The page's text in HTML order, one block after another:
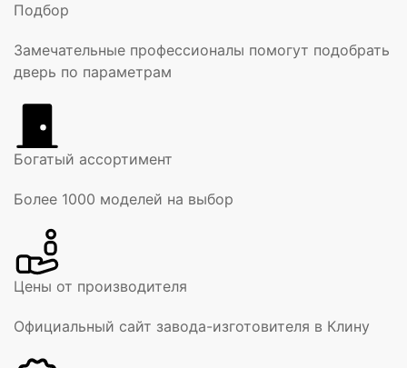
Подбор
Замечательные профессионалы помогут подобрать
дверь по параметрам
Богатый ассортимент
Более 1000 моделей на выбор
Цены от производителя
Официальный сайт завода-изготовителя в Клину